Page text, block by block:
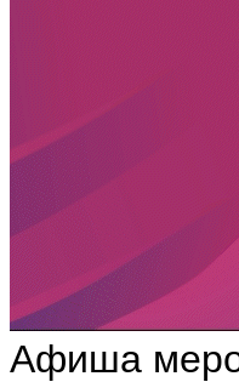
Афиша